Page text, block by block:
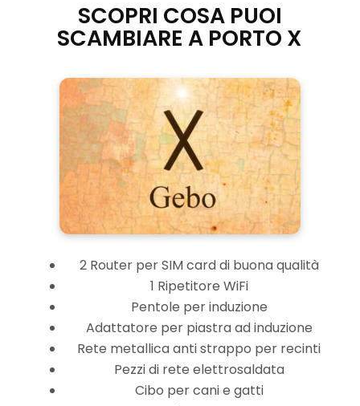
SCOPRI COSA PUOI
SCAMBIARE A PORTO X
2 Router per SIM card di buona qualità
1 Ripetitore WiFi
Pentole per induzione
Adattatore per piastra ad induzione
Rete metallica anti strappo per recinti
Pezzi di rete elettrosaldata
Cibo per cani e gatti